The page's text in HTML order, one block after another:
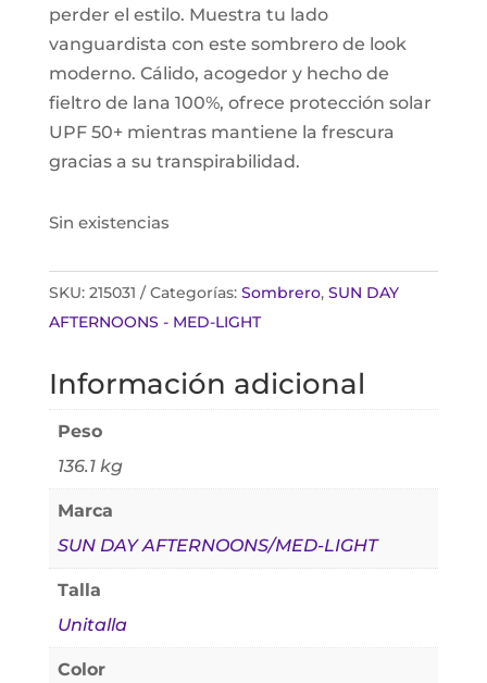
perder el estilo. Muestra tu lado
vanguardista con este sombrero de look
moderno. Cálido, acogedor y hecho de
fieltro de lana 100%, ofrece protección solar
UPF 50+ mientras mantiene la frescura
gracias a su transpirabilidad.
Sin existencias
SKU: 215031 Categorías: Sombrero, SUN DAY
AFTERNOONS - MED-LIGHT
Información adicional
Peso
136.1 kg
Marca
SUN DAY AFTERNOONS/MED-LIGHT
Talla
Unitalla
Color